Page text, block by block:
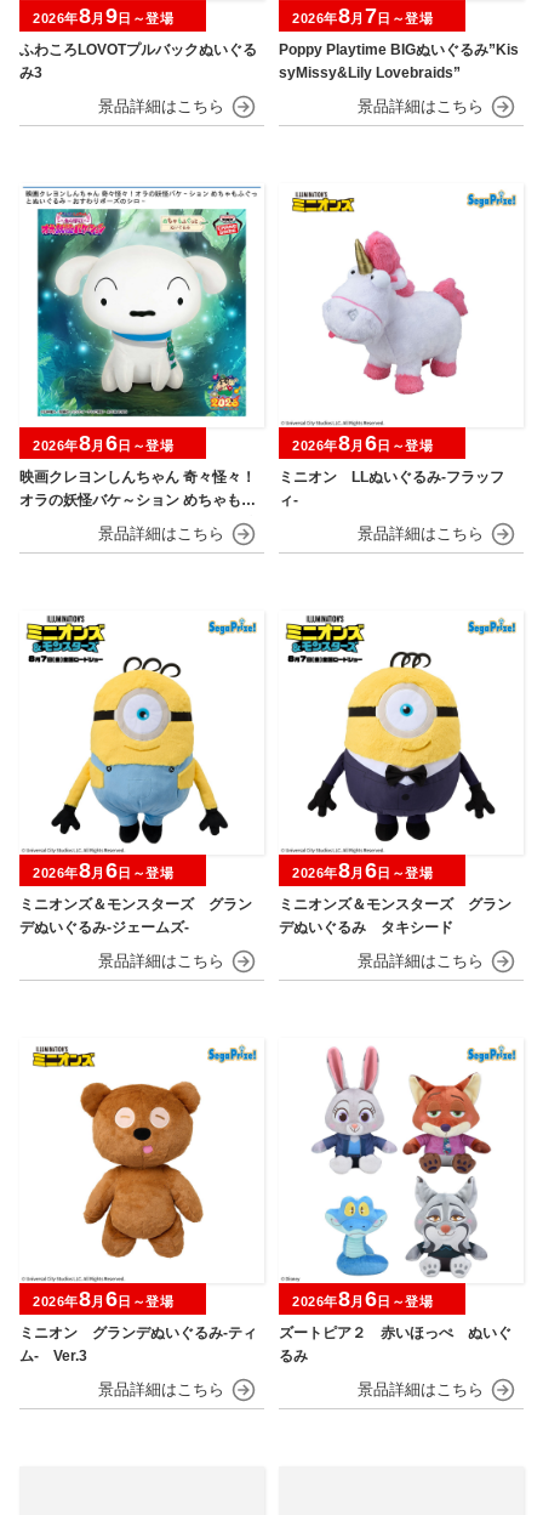
ふわころLOVOTプルバックぬいぐる
み3
2026年8月 9日～登場
Poppy Playtime BIGぬいぐるみ”Kis
syMissy&Lily Lovebraids”
2026年8月 7日～登場
映画クレヨンしんちゃん 奇々怪々！
オラの妖怪バケ～ション めちゃもふ
ぐっとぬいぐるみ～おすわりポーズ
2026年8月 6日～登場
ミニオン LLぬいぐるみ‐フラッフ
ィ‐
2026年8月 6日～登場
ミニオンズ＆モンスターズ グラン
デぬいぐるみ‐ジェームズ‐
2026年8月 6 日～登場
ミニオンズ＆モンスターズ グラン
デぬいぐるみ タキシード
2026年8月 6 日～登場
ミニオン グランデぬいぐるみ‐ティ
ム‐ Ver.3
2026年8月 6日～登場
ズートピア２ 赤いほっぺ ぬいぐ
るみ
2026年8月 6日～登場